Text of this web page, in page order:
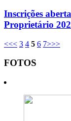
Inscrições
Proprietário
<<< 3 4 5 6 7>>>
FOTOS